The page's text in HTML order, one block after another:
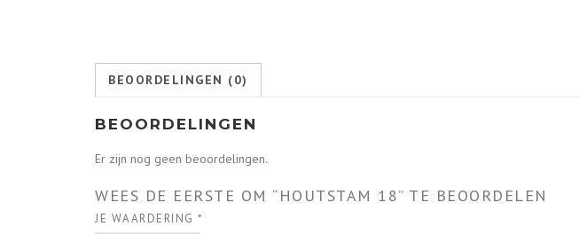
BEOORDELINGEN (0)
BEOORDELINGEN
Er zijn nog geen beoordelingen.
WEES DE EERSTE OM “HOUTSTAM 18” TE BEOORDELEN
JE WAARDERING *